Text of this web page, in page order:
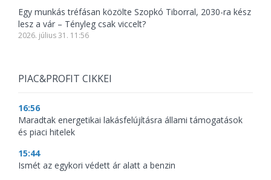
Egy munkás tréfásan közölte Szopkó Tiborral, 2030-ra kész
lesz a vár – Tényleg csak viccelt?
2026. július 31. 11:56
PIAC&PROFIT CIKKEI
16:56
Maradtak energetikai lakásfelújításra állami támogatások
és piaci hitelek
15:44
Ismét az egykori védett ár alatt a benzin